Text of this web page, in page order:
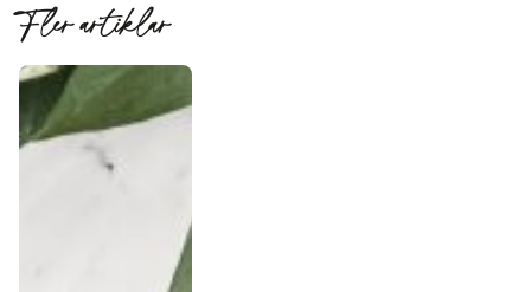
Fler artiklar